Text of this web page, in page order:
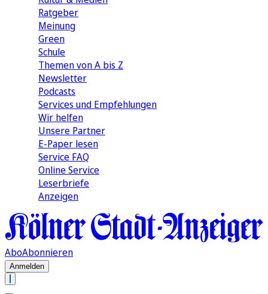
Ratgeber
Meinung
Green
Schule
Themen von A bis Z
Newsletter
Podcasts
Services und Empfehlungen
Wir helfen
Unsere Partner
E-Paper lesen
Service FAQ
Online Service
Leserbriefe
Anzeigen
AboAbonnieren
Anmelden